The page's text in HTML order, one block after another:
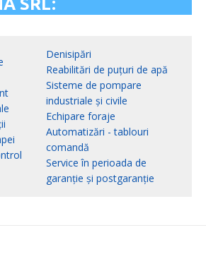
SRL:
Denisipări
Reabilitări de puțuri de apă
Sisteme de pompare
industriale și civile
Echipare foraje
Automatizări - tablouri
comandă
Service în perioada de
garanție și postgaranție